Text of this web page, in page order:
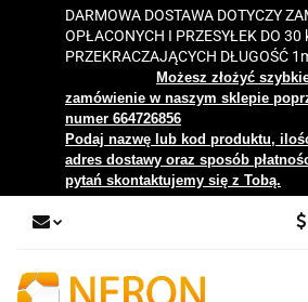
DARMOWA DOSTAWA DOTYCZY
OPŁACONYCH I PRZESYŁEK DO 30
PRZEKRACZAJĄCYCH DŁUGOŚĆ
Możesz złożyć
zamówienie w naszym sklepie
numer 664726856
Podaj nazwę lub kod produktu,
adres dostawy oraz sposób
pytań skontaktujemy się z Tobą.